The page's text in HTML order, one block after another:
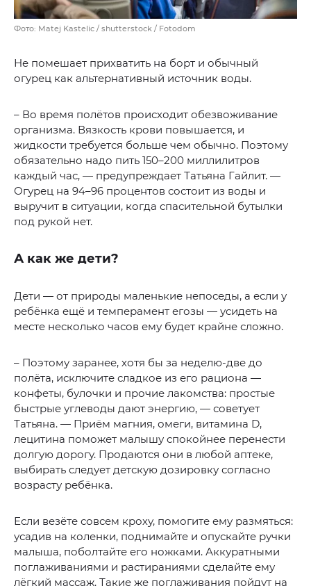
Фото: Matej Kastelic / shutterstock / Fotodom
Не помешает прихватить на борт и обычный
огурец как альтернативный источник воды.
– Во время полётов происходит обезвоживание
организма. Вязкость крови повышается, и
жидкости требуется больше чем обычно. Поэтому
обязательно надо пить 150–200 миллилитров
каждый час, — предупреждает Татьяна Гайлит. —
Огурец на 94–96 процентов состоит из воды и
выручит в ситуации, когда спасительной бутылки
под рукой нет.
А как же дети?
Дети — от природы маленькие непоседы, а если у
ребёнка ещё и темперамент егозы — усидеть на
месте несколько часов ему будет крайне сложно.
– Поэтому заранее, хотя бы за неделю-две до
полёта, исключите сладкое из его рациона —
конфеты, булочки и прочие лакомства: простые
быстрые углеводы дают энергию, — советует
Татьяна. — Приём магния, омеги, витамина D,
лецитина поможет малышу спокойнее перенести
долгую дорогу. Продаются они в любой аптеке,
выбирать следует детскую дозировку согласно
возрасту ребёнка.
Если везёте совсем кроху, помогите ему размяться:
усадив на коленки, поднимайте и опускайте ручки
малыша, поболтайте его ножками. Аккуратными
поглаживаниями и растираниями сделайте ему
лёгкий массаж. Такие же поглаживания пойдут на